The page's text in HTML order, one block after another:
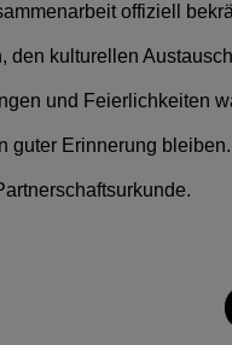
offiziell
den kulturellen
und Feierlichkeiten
guter Erinnerung